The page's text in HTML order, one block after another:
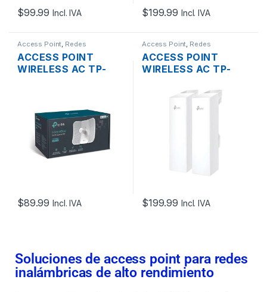
$99.99 Incl. IVA $199.99 Incl. IVA
Access Point Redes
ACCESS POINT
WIRELESS AC TP-
$89.99 Incl. IVA
Access Point Redes
ACCESS POINT
WIRELESS AC TP-
BRIDGE 5GHZ 11DBI
867MBPS 3XGIGABIT
$199.99 Incl. IVA
Soluciones de access point para redes
inalámbricas de alto rendimiento